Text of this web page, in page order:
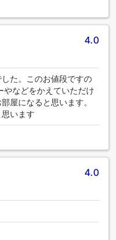
4.0
た。このお値段ですの
やなどをかえていただけ
屋になると思います。
います
4.0